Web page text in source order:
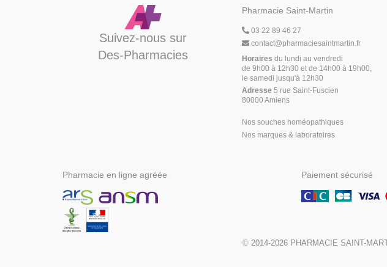
Suivez-nous sur
Des-Pharmacies
Pharmacie Saint-Martin
03 22 89 46 27
contact@pharmaciesaintmartin.fr
Horaires du lundi au vendredi
de 9h00 à 12h30 et de 14h00 à 19h00,
le samedi jusqu'à 12h30
Adresse5 rue Saint-Fuscien
80000 Amiens
Nos souches homéopathiques
Nos marques & laboratoires
Pharmacie en ligne agréée Paiement sécurisé
© 2014-2026 PHARMACIE SAINT-